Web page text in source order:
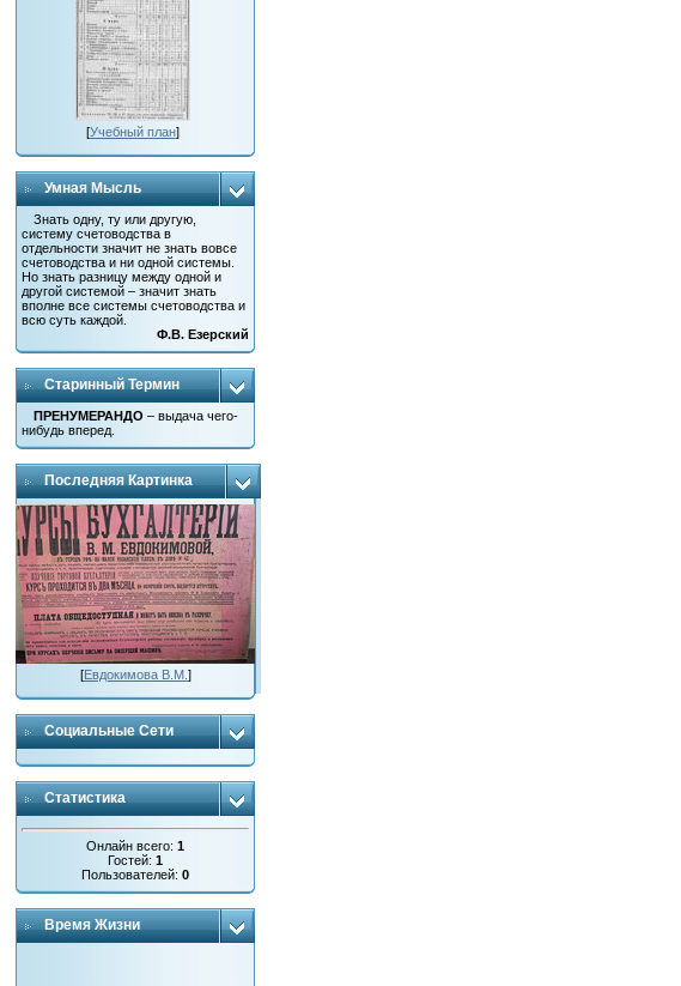
[Учебный план]
Умная Мысль
Знать одну, ту или другую,
систему счетоводства в
отдельности значит не знать вовсе
счетоводства и ни одной системы.
Но знать разницу между одной и
другой системой – значит знать
вполне все системы счетоводства и
всю суть каждой.
Ф.В. Езерский
Старинный Термин
ПРЕНУМЕРАНДО – выдача чего-
нибудь вперед.
Последняя Картинка
[Евдокимова В.М. ]
Социальные Сети
Статистика
Онлайн всего:1
Гостей:1
Пользователей:0
Время Жизни